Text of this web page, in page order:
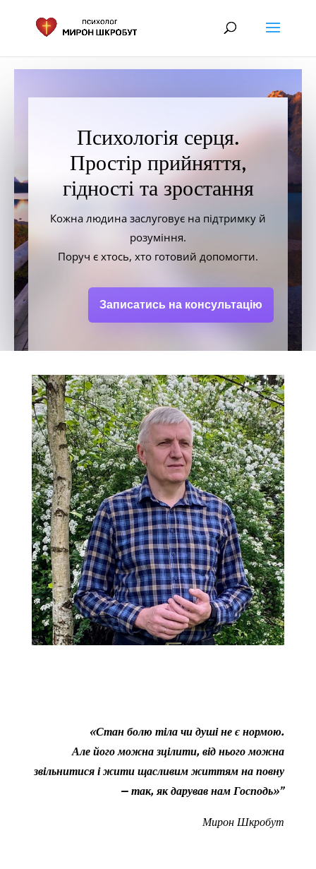
Психологія серця.
Простір прийняття,
гідності та зростання
Кожна людина заслуговує на підтримку й
розуміння.
Поруч є хтось, хто готовий допомогти.
Записатись на консультацію
«Стан болю тіла чи душі не є нормою.
Але його можна зцілити, від нього можна
звільнитися і жити щасливим життям на повну
– так, як дарував нам Господь»”
Мирон Шкробут